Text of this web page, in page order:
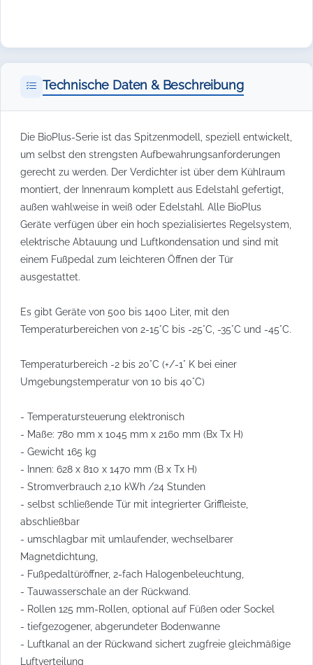
Technische Daten & Beschreibung
Die BioPlus-Serie ist das Spitzenmodell, speziell entwickelt,
um selbst den strengsten Aufbewahrungsanforderungen
gerecht zu werden. Der Verdichter ist über dem Kühlraum
montiert, der Innenraum komplett aus Edelstahl gefertigt,
außen wahlweise in weiß oder Edelstahl. Alle BioPlus
Geräte verfügen über ein hoch spezialisiertes Regelsystem,
elektrische Abtauung und Luftkondensation und sind mit
einem Fußpedal zum leichteren Öffnen der Tür
ausgestattet.
Es gibt Geräte von 500 bis 1400 Liter, mit den
Temperaturbereichen von 2-15°C bis -25°C, -35°C und -45°C.
Temperaturbereich -2 bis 20°C (+/-1° K bei einer
Umgebungstemperatur von 10 bis 40°C)
- Temperatursteuerung elektronisch
- Maße: 780 mm x 1045 mm x 2160 mm (Bx Tx H)
- Gewicht 165 kg
- Innen: 628 x 810 x 1470 mm (B x Tx H)
- Stromverbrauch 2,10 kWh /24 Stunden
- selbst schließende Tür mit integrierter Griffleiste,
abschließbar
- umschlagbar mit umlaufender, wechselbarer
Magnetdichtung,
- Fußpedaltüröffner, 2-fach Halogenbeleuchtung,
- Tauwasserschale an der Rückwand.
- Rollen 125 mm-Rollen, optional auf Füßen oder Sockel
- tiefgezogener, abgerundeter Bodenwanne
- Luftkanal an der Rückwand sichert zugfreie gleichmäßige
Luftverteilung